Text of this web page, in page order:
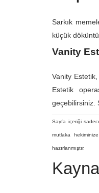
Sarkık
küçük
Vanity
Vanity
Estetik
geçebilirsiniz.
Sayfa içeriği
mutlaka
hazırlanmıştır.